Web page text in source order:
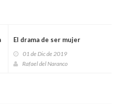
El drama de ser mujer
01 de Dic de 2019
Rafael del Naranco